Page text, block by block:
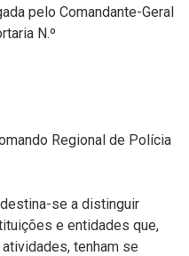
pelo Comandante-Geral
N.º
Regional de Polícia
se a distinguir
e entidades que,
tenham se